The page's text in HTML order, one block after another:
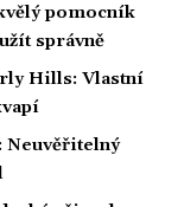
pomocník
správně
Hills: Vlastní
Neuvěřitelný